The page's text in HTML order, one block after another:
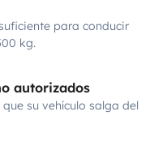
para conducir
kg.
autorizados
su vehículo salga del